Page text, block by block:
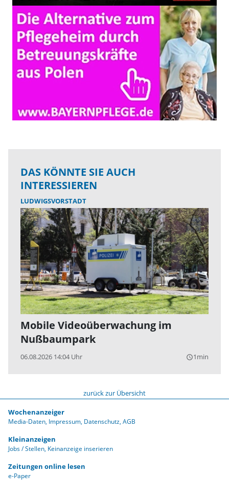
DAS KÖNNTE SIE AUCH
INTERESSIEREN
LUDWIGSVORSTADT
Mobile Videoüberwachung im
Nußbaumpark
06.08.2026 14:04 Uhr query_builder1min
zurück zur Übersicht
Wochenanzeiger
Media-Daten Impressum Datenschutz AGB
Kleinanzeigen
Jobs / Stellen Keinanzeige inserieren
Zeitungen online lesen
e-Paper